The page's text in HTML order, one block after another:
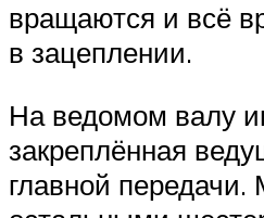
вращаются и всё
в зацеплении.
На ведомом валу
закреплённая
главной